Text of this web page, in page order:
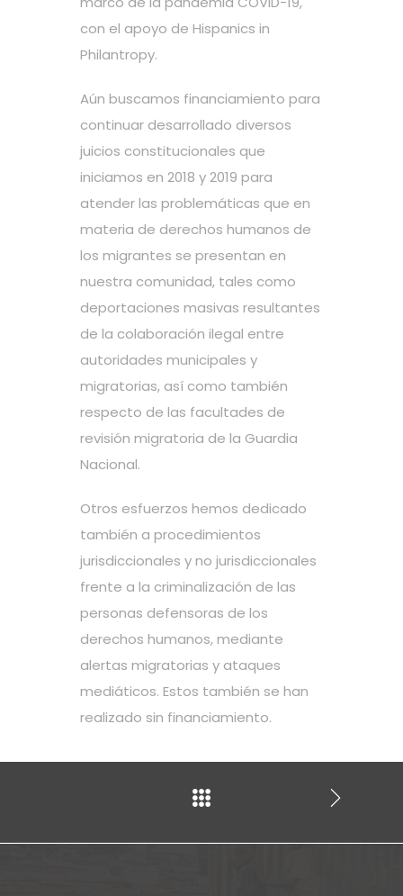
con el apoyo de Hispanics in
Philantropy.
Aún buscamos financiamiento para
continuar desarrollado diversos
juicios constitucionales que
iniciamos en 2018 y 2019 para
atender las problemáticas que en
materia de derechos humanos de
los migrantes se presentan en
nuestra comunidad, tales como
deportaciones masivas resultantes
de la colaboración ilegal entre
autoridades municipales y
migratorias, así como también
respecto de las facultades de
revisión migratoria de la Guardia
Nacional.
Otros esfuerzos hemos dedicado
también a procedimientos
jurisdiccionales y no jurisdiccionales
frente a la criminalización de las
personas defensoras de los
derechos humanos, mediante
alertas migratorias y ataques
mediáticos. Estos también se han
realizado sin financiamiento.